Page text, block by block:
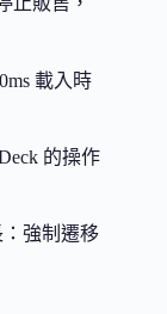
載入時
的操作
強制遷移